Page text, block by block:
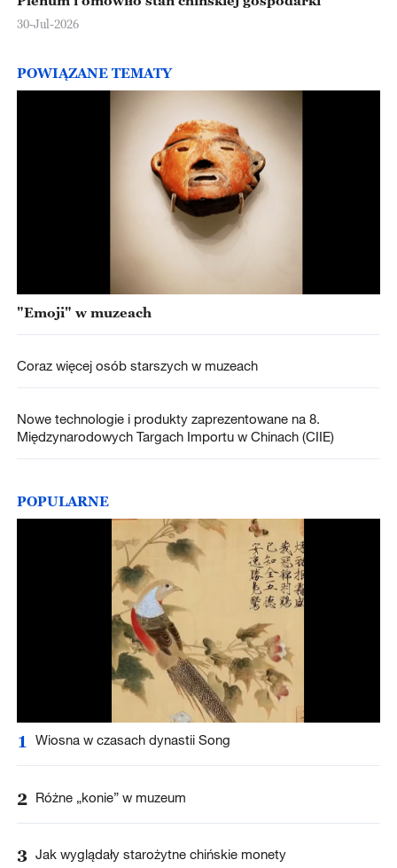
30-Jul-2026
POWIĄZANE TEMATY
"Emoji" w muzeach
Coraz więcej osób starszych w muzeach
Nowe technologie i produkty zaprezentowane na 8.
Międzynarodowych Targach Importu w Chinach (CIIE)
POPULARNE
1 Wiosna w czasach dynastii Song
2 Różne „konie” w muzeum
3 Jak wyglądały starożytne chińskie monety